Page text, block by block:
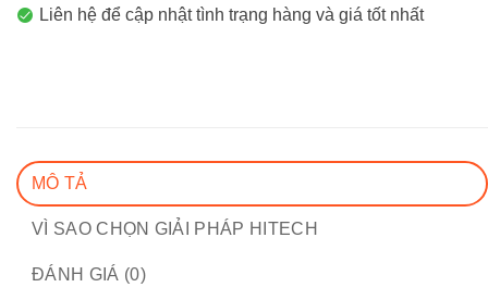
Liên hệ để cập nhật tình trạng hàng và giá tốt nhất
MÔ TẢ
VÌ SAO CHỌN GIẢI PHÁP HITECH
ĐÁNH GIÁ (0)